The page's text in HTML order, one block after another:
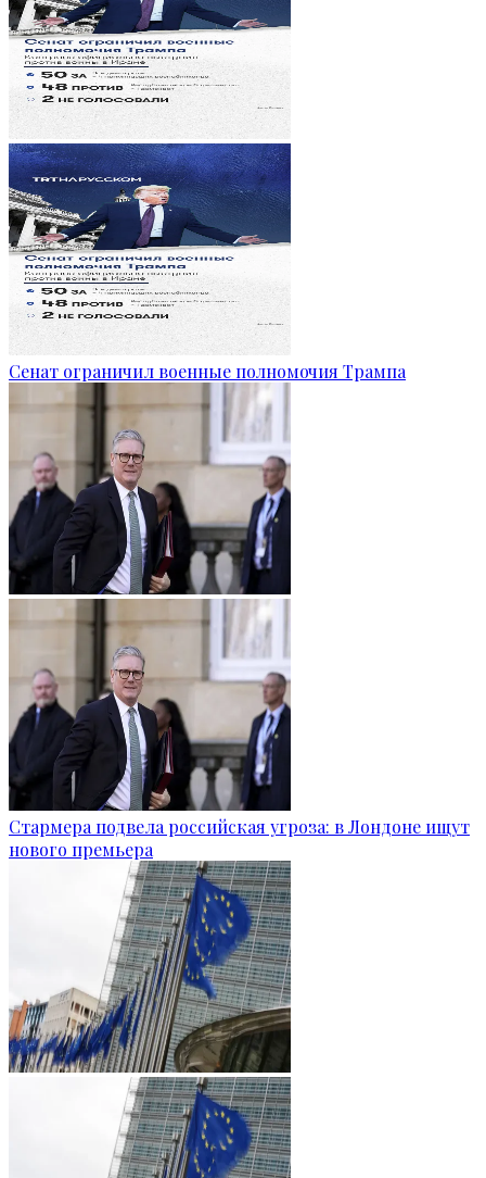
Сенат ограничил военные полномочия Трампа
Стармера подвела российская угроза: в Лондоне ищут
нового премьера